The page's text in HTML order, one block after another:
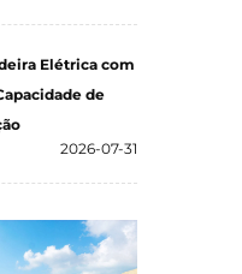
Elétrica com
de
2026-07-31